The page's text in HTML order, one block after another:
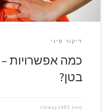
דיקור סיני
כמה אפשרויות
בטן?
מאת chiway1983